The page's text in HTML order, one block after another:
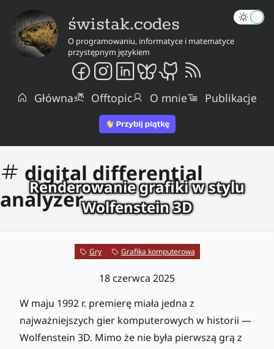
świstak.codes
O programowaniu, informatyce i matematyce
przystępnym językiem
Główna Offtopic O mnie Publikacje
digital differential
analyzer
Renderowanie grafiki w stylu
Wolfenstein 3D
Gry Grafika komputerowa
18 czerwca 2025
W maju 1992 r. premierę miała jedna z
najważniejszych gier komputerowych w historii —
Wolfenstein 3D. Mimo że nie była pierwszą grą z